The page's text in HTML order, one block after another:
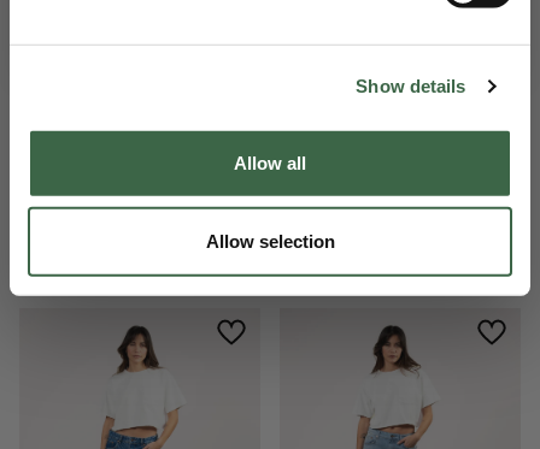
Show details
Allow all
Allow selection
139,95 € 139,95 €69,98 €